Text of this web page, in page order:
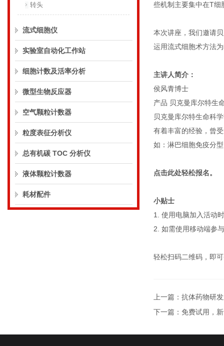
转头
流式细胞仪
实验室自动化工作站
细胞计数及活率分析
微型生物反应器
空气颗粒计数器
粒度表征分析仪
总有机碳 TOC 分析仪
液体颗粒计数器
耗材配件
些机制主要集中在T细
本次讲座，我们邀请
运用流式细胞术方法
主讲人简介：
侯风青博士
产品 贝克曼库尔特生
贝克曼库尔特生命科
有着丰富的经验，曾
如：淋巴细胞免疫分
点击此处轻松报名。
小贴士
1. 使用电脑加入活动
2. 如需使用移动端参
轻松扫码二维码，即
上一篇： 抗体药物研
下一篇： 免费试用，